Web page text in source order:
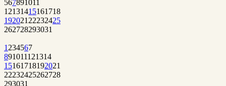
567891011
12131415161718
192021 22232425
262728293031
1 234567
891011121314
15161718192021
22232425262728
293031